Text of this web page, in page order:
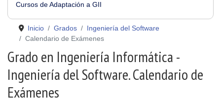
Cursos de Adaptación a GII
Inicio Grados
Ingeniería del Software
Calendario de Exámenes
Grado en Ingeniería Informática -
Ingeniería del Software. Calendario de
Exámenes